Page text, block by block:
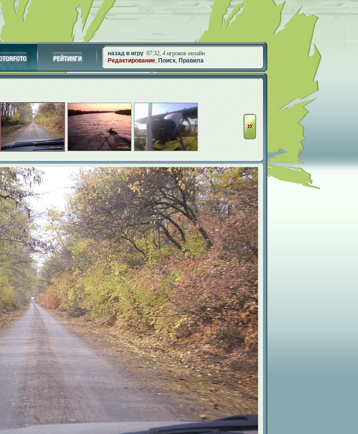
назад в игру 07:32, 4 игроков онлайн
Редактирование, Поиск, Правила